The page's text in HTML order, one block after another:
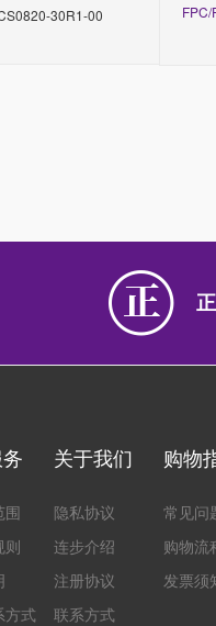
30R1-00
围
则
方式
关于我们
隐私协议
连步介绍
注册协议
联系方式
购物
常见问
购物流
发票须